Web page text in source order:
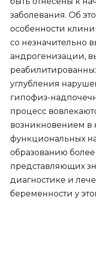
заболевания. Об
особенности
со незначительно
андрогенизации,
углубления
гипофиз-
процесс
возникновением в
функциональных
образованию
представляющих
диагностике и
беременности у